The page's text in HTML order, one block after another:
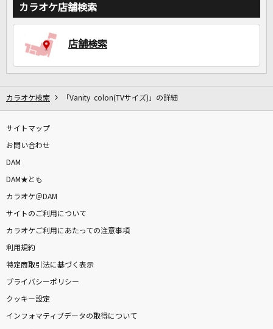
カラオケ店舗検索
店舗検索
カラオケ検索 「Vanity colon(TVサイズ)」の詳細
サイトマップ
お問い合わせ
DAM
DAM★とも
カラオケ＠DAM
サイトのご利用について
カラオケご利用にあたっての注意事項
利用規約
特定商取引法に基づく表示
プライバシーポリシー
クッキー設定
インフォマティブデータの取得について